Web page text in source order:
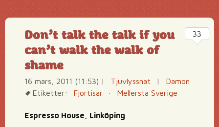
innehåll
Don’t talk the talk if you
can’t walk the walk of
shame
16 mars, 2011 (11:53) | Tjuvlyssnat |
Damon
Etiketter:
Fjortisar · Mellersta Sverige
Espresso House, Linköping
33